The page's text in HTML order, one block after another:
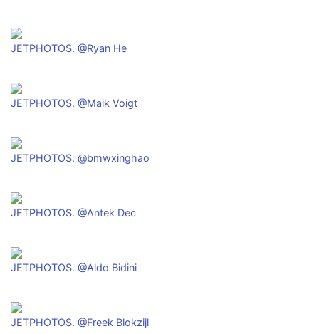
JETPHOTOS. @Ryan He
JETPHOTOS. @Maik Voigt
JETPHOTOS. @bmwxinghao
JETPHOTOS. @Antek Dec
JETPHOTOS. @Aldo Bidini
JETPHOTOS. @Freek Blokzijl